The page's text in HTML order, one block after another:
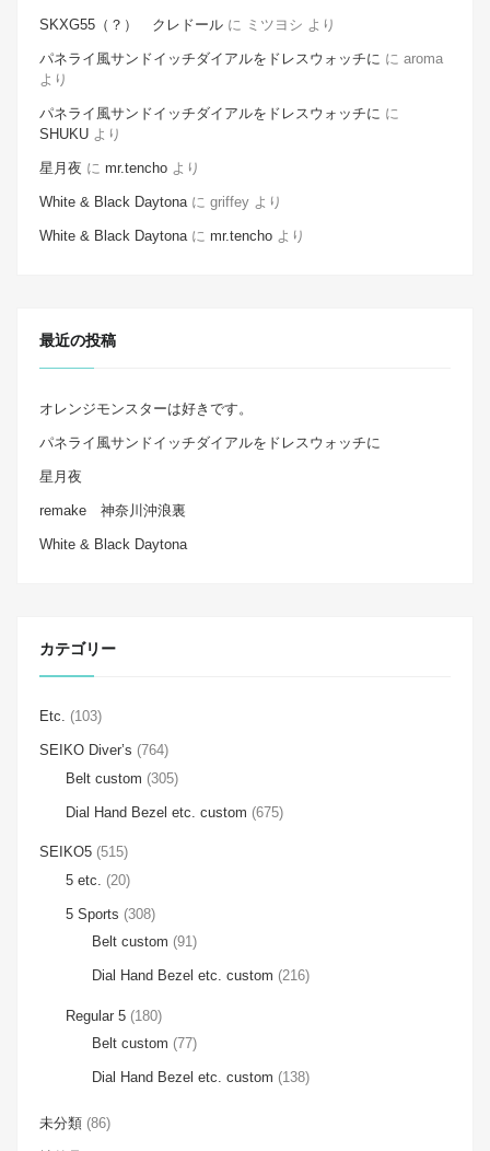
SKXG55（？） クレドール に ミツヨシ より
パネライ風サンドイッチダイアルをドレスウォッチに に aroma
より
パネライ風サンドイッチダイアルをドレスウォッチに に
SHUKU より
星月夜 に mr.tencho より
White & Black Daytona に griffey より
White & Black Daytona に mr.tencho より
最近の投稿
オレンジモンスターは好きです。
パネライ風サンドイッチダイアルをドレスウォッチに
星月夜
remake 神奈川沖浪裏
White & Black Daytona
カテゴリー
Etc. (103)
SEIKO Diver’s (764)
Belt custom (305)
Dial Hand Bezel etc. custom (675)
SEIKO5 (515)
5 etc.
(20)
5 Sports (308)
Belt custom (91)
Dial Hand Bezel etc. custom (216)
Regular 5 (180)
Belt custom (77)
Dial Hand Bezel etc. custom (138)
未分類 (86)